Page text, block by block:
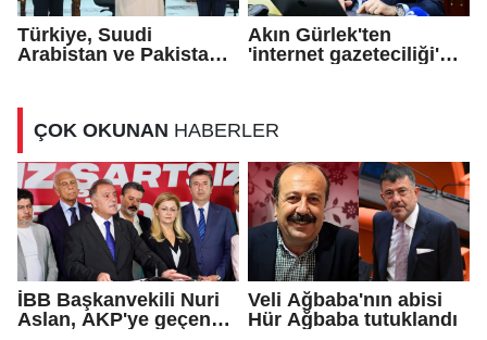
Türkiye, Suudi
Arabistan ve Pakistan
imzalandı
Akın Gürlek'ten
'internet gazeteciliği'
ÇOK OKUNAN HABERLER
İBB Başkanvekili Nuri
Aslan, AKP'ye geçen
Veli Ağbaba'nın abisi
Hür Ağbaba tutuklandı